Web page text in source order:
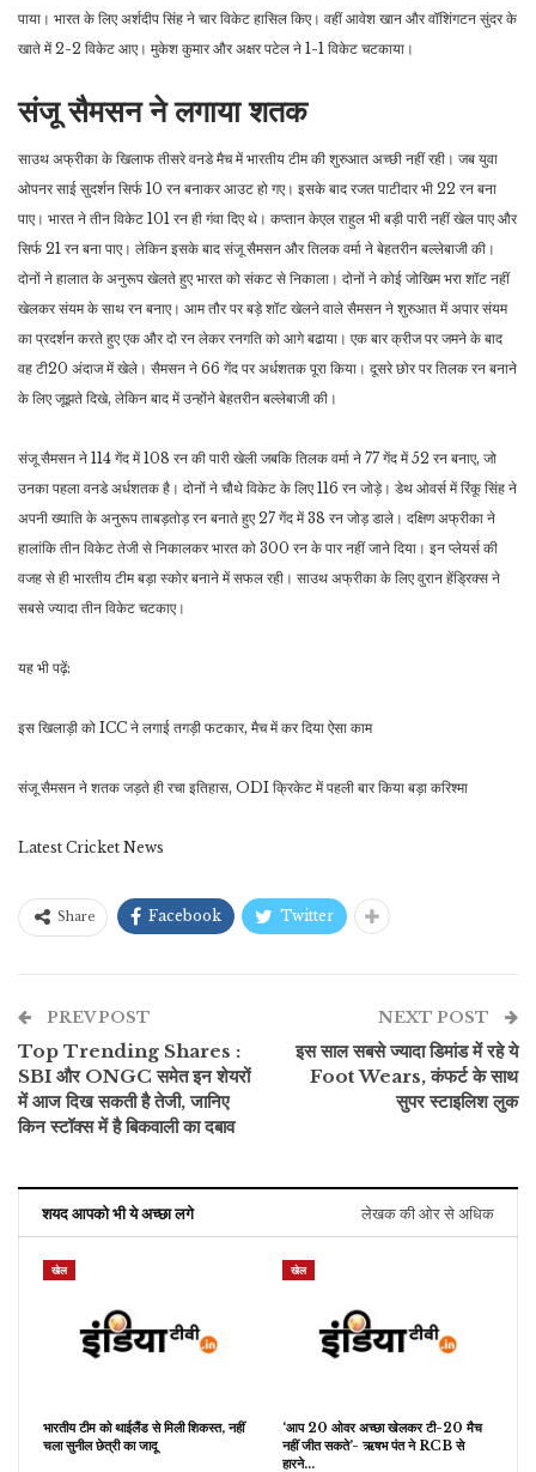
पाया। भारत के लिए अर्शदीप सिंह ने चार विकेट हासिल किए। वहीं आवेश खान और वॉशिंगटन सुंदर के
खाते में 2-2 विकेट आए। मुकेश कुमार और अक्षर पटेल ने 1-1 विकेट चटकाया।
संजू सैमसन ने लगाया शतक
साउथ अफ्रीका के खिलाफ तीसरे वनडे मैच में भारतीय टीम की शुरुआत अच्छी नहीं रही। जब युवा
ओपनर साई सुदर्शन सिर्फ 10 रन बनाकर आउट हो गए। इसके बाद रजत पाटीदार भी 22 रन बना
पाए। भारत ने तीन विकेट 101 रन ही गंवा दिए थे। कप्तान केएल राहुल भी बड़ी पारी नहीं खेल पाए और
सिर्फ 21 रन बना पाए। लेकिन इसके बाद संजू सैमसन और तिलक वर्मा ने बेहतरीन बल्लेबाजी की।
दोनों ने हालात के अनुरूप खेलते हुए भारत को संकट से निकाला। दोनों ने कोई जोखिम भरा शॉट नहीं
खेलकर संयम के साथ रन बनाए। आम तौर पर बड़े शॉट खेलने वाले सैमसन ने शुरुआत में अपार संयम
का प्रदर्शन करते हुए एक और दो रन लेकर रनगति को आगे बढाया। एक बार क्रीज पर जमने के बाद
वह टी20 अंदाज में खेले। सैमसन ने 66 गेंद पर अर्धशतक पूरा किया। दूसरे छोर पर तिलक रन बनाने
के लिए जूझते दिखे, लेकिन बाद में उन्होंने बेहतरीन बल्लेबाजी की।
संजू सैमसन ने 114 गेंद में 108 रन की पारी खेली जबकि तिलक वर्मा ने 77 गेंद में 52 रन बनाए, जो
उनका पहला वनडे अर्धशतक है। दोनों ने चौथे विकेट के लिए 116 रन जोड़े। डेथ ओवर्स में रिंकू सिंह ने
अपनी ख्याति के अनुरूप ताबड़तोड़ रन बनाते हुए 27 गेंद में 38 रन जोड़ डाले। दक्षिण अफ्रीका ने
हालांकि तीन विकेट तेजी से निकालकर भारत को 300 रन के पार नहीं जाने दिया। इन प्लेयर्स की
वजह से ही भारतीय टीम बड़ा स्कोर बनाने में सफल रही। साउथ अफ्रीका के लिए वुरान हेंड्रिक्स ने
सबसे ज्यादा तीन विकेट चटकाए।
यह भी पढ़ें:
इस खिलाड़ी को ICC ने लगाई तगड़ी फटकार, मैच में कर दिया ऐसा काम
संजू सैमसन ने शतक जड़ते ही रचा इतिहास, ODI क्रिकेट में पहली बार किया बड़ा करिश्मा
Latest Cricket News
Share Facebook Twitter
PREV POST
Top Trending Shares :
SBI और ONGC समेत इन शेयरों
में आज दिख सकती है तेजी, जानिए
किन स्टॉक्स में है बिकवाली का दबाव
NEXT POST
इस साल सबसे ज्यादा डिमांड में रहे ये
Foot Wears, कंफर्ट के साथ
सुपर स्टाइलिश लुक
शयद आपको भी ये अच्छा लगे लेखक की ओर से अधिक
खेल
भारतीय टीम को थाईलैंड से मिली शिकस्त, नहीं
चला सुनील छेत्री का जादू
खेल
‘आप 20 ओवर अच्छा खेलकर टी-20 मैच
नहीं जीत सकते’- ऋषभ पंत ने RCB से
हारने…